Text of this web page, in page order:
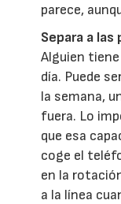
parece,
Separa a
Alguien
día. Puede
la semana,
fuera. Lo
que esa
coge el
en la
a la línea